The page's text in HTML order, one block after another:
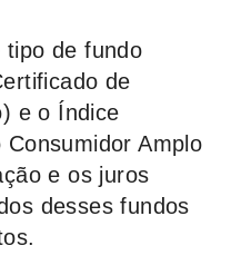
tipo de fundo
de
e o Índice
Amplo
e os juros
desses fundos